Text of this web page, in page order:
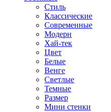
Стиль
Классические
Современные
Модерн
Хай-тек
Цвет
Белые
Венге
Светлые
Темные
Размер
Мини стенки